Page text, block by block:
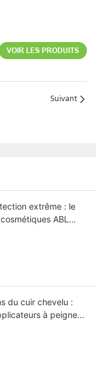
VOIR LES PRODUITS
Suivant
extrême : le
ABL
du cuir chevelu :
à peigne